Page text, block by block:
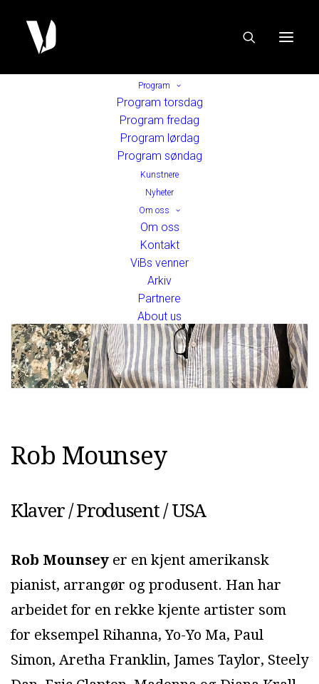
Program
Program torsdag
Program fredag
Program lørdag
Program søndag
Kunstnere
Nyheter
Om oss
Om oss
Kontakt
ViBs venner
Arkiv
Partnere
About us
Rob Mounsey
Klaver / Produsent / USA
Rob Mounsey er en kjent amerikansk
pianist, arrangør og produsent. Han har
arbeidet for en rekke kjente artister som
for eksempel Rihanna, Yo-Yo Ma, Paul
Simon, Aretha Franklin, James Taylor, Steely